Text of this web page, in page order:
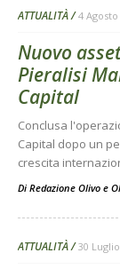
ATTUALITÀ 4 Agosto
Nuovo
Pieralisi
Capital
Conclusa
Capital dopo un
crescita
Di Redazione Olivo e
ATTUALITÀ 30